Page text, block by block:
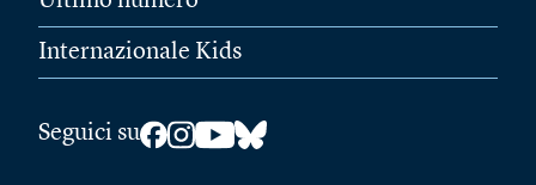
Internazionale Kids
Seguici su